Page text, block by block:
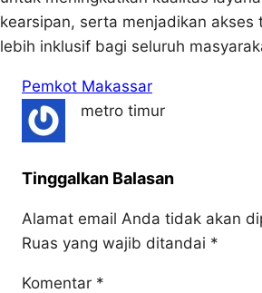
kearsipan, serta menjadikan akses
lebih inklusif bagi seluruh
Pemkot Makassar
metro timur
Tinggalkan Balasan
Alamat email Anda tidak akan
Ruas yang wajib ditandai *
Komentar *